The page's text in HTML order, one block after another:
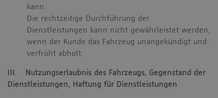
kann.
Die rechtzeitige Durchführung der
Dienstleistungen kann nicht gewährleistet werden,
wenn der Kunde das Fahrzeug unangekündigt und
verfrüht abholt.
III. Nutzungserlaubnis des Fahrzeugs, Gegenstand der
Dienstleistungen, Haftung für Dienstleistungen